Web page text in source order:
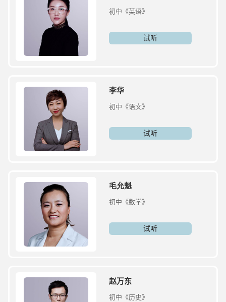
初中《英语》
试听
李华
初中《语文》
试听
毛允魁
初中《数学》
试听
赵万东
初中《历史》